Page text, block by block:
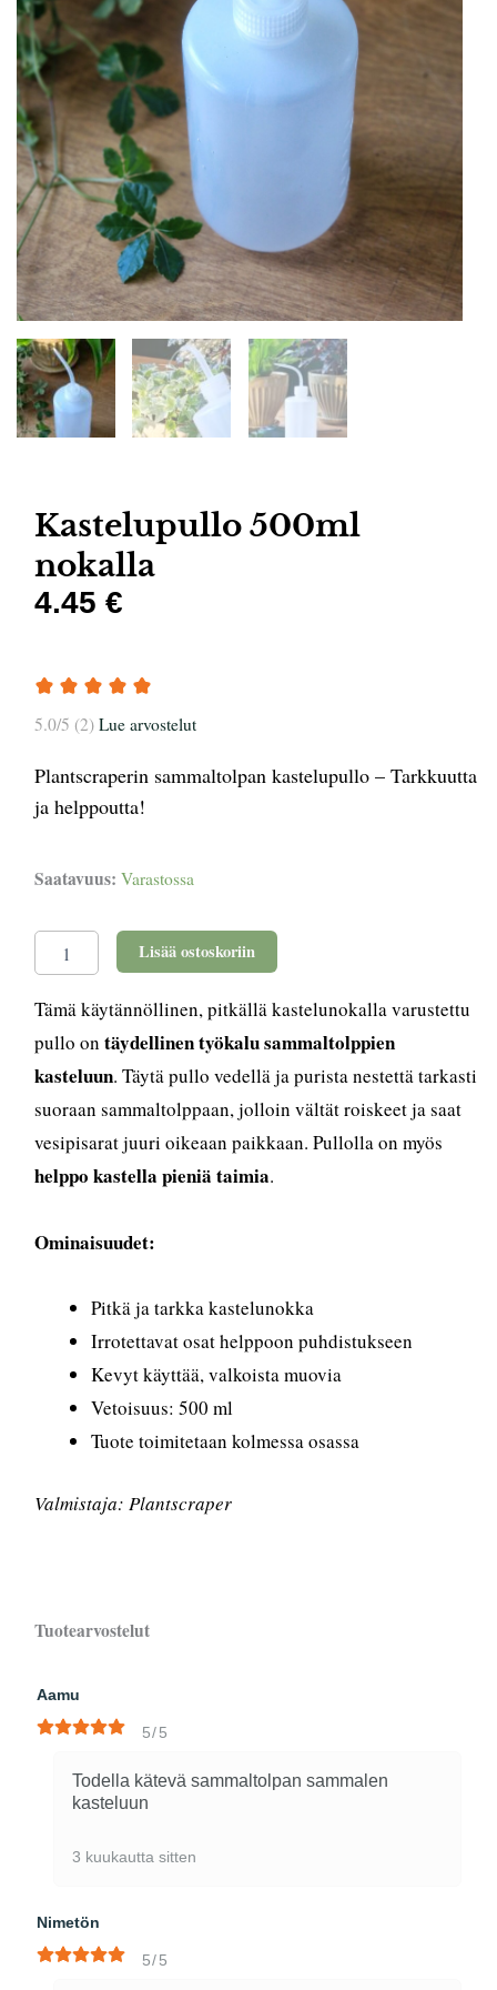
Kastelupullo 500ml
nokalla
4.45 €
5.0/5 (2) Lue arvostelut
Plantscraperin sammaltolpan kastelupullo – Tarkkuutta
ja helppoutta!
Saatavuus: Varastossa
500ml
määrä
Lisää ostoskoriin
Tämä käytännöllinen, pitkällä kastelunokalla varustettu
pullo on täydellinen työkalu sammaltolppien
kasteluun. Täytä pullo vedellä ja purista nestettä tarkasti
suoraan sammaltolppaan, jolloin vältät roiskeet ja saat
vesipisarat juuri oikeaan paikkaan. Pullolla on myös
helppo kastella pieniä taimia.
Ominaisuudet:
Pitkä ja tarkka kastelunokka
Irrotettavat osat helppoon puhdistukseen
Kevyt käyttää, valkoista muovia
Vetoisuus: 500 ml
Tuote toimitetaan kolmessa osassa
Valmistaja: Plantscraper
Tuotearvostelut
Aamu
5/5
Todella kätevä sammaltolpan sammalen
kasteluun
3 kuukautta sitten
Nimetön
5/5